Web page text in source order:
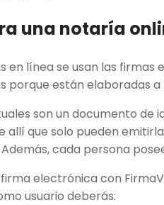
una notaría
en línea se usan las
porque están elaboradas
son un documento de
allí que solo pueden
cada persona
electrónica con
usuario deberás: